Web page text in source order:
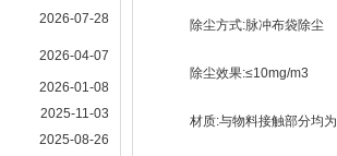
2026-07-28
2026-04-07
2026-01-08
2025-11-03
2025-08-26
除尘方式:脉冲布袋除尘
除尘效果:≤10mg/m3
材质:与物料接触部分均为